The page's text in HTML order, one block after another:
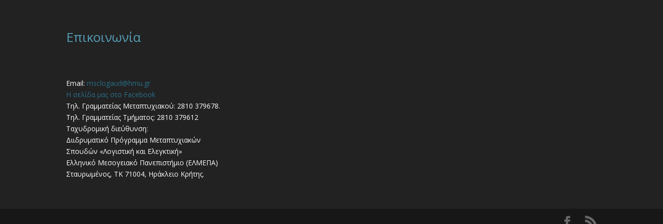
Επικοινωνία
Email: msclogaud@hmu.gr
Η σελίδα μας στο Facebook
Τηλ. Γραμματείας Μεταπτυχιακού: 2810 379678.
Τηλ. Γραμματείας Τμήματος: 2810 379612
Ταχυδρομική διεύθυνση:
Διιδρυματικό Πρόγραμμα Μεταπτυχιακών
Σπουδών «Λογιστική και Ελεγκτική»
Ελληνικό Μεσογειακό Πανεπιστήμιο (ΕΛΜΕΠΑ)
Σταυρωμένος, ΤΚ 71004, Ηράκλειο Κρήτης.